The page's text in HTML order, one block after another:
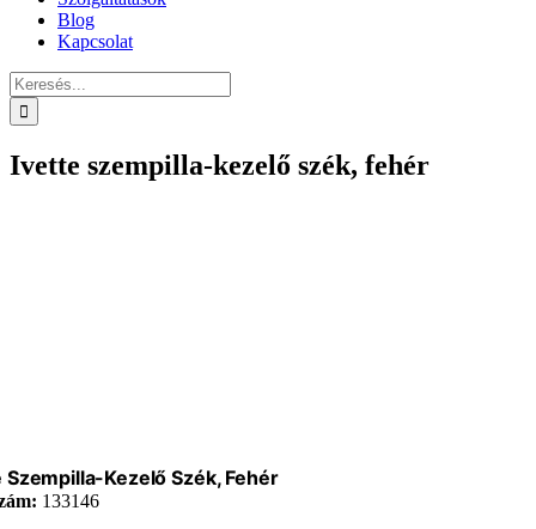
Blog
Kapcsolat
Keresés...
Ivette szempilla-kezelő szék, fehér
Szempilla-Kezelő Szék, Fehér
133146